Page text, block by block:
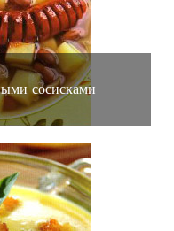
сосисками